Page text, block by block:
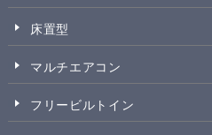
床置型
マルチエアコン
フリービルトイン